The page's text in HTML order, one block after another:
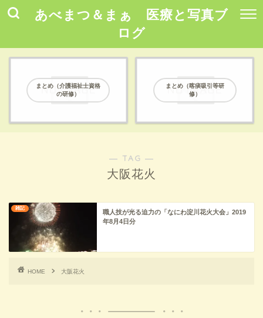
あべまつ＆まぁ 医療と写真ブ
ログ
まとめ（介護福祉士資格
の研修）
まとめ（喀痰吸引等研
修）
― TAG ―
大阪花火
雑記
職人技が光る迫力の「なにわ淀川花火大会」2019
年8月4日分
HOME 大阪花火